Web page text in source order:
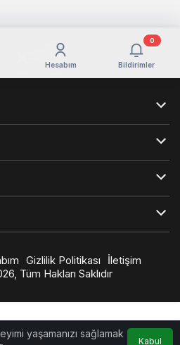
yaşamanızı sağlamak
Kabul
Hesabım Bildirimler
0
Gizlilik Politikası
İletişim
Tüm Hakları Saklıdır